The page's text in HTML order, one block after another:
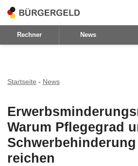
Zum
Inhalt
Rechner News
Startseite - News
Warum Pflegegrad
reichen